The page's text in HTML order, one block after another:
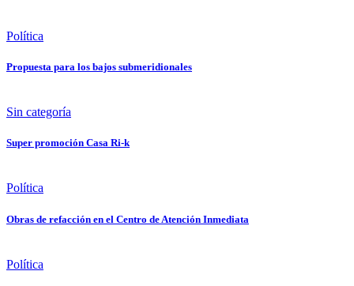
Política
Propuesta para los bajos submeridionales
Sin categoría
Super promoción Casa Ri-k
Política
Obras de refacción en el Centro de Atención Inmediata
Política